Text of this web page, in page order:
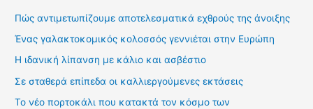
o
r
:
Πώς αντιμετωπίζουμε αποτελεσματικά εχθρούς της άνοιξης
Ένας γαλακτοκομικός κολοσσός γεννιέται στην Ευρώπη
Η ιδανική λίπανση με κάλιο και ασβέστιο
Σε σταθερά επίπεδα οι καλλιεργούμενες εκτάσεις
Το νέο πορτοκάλι που κατακτά τον κόσμο των